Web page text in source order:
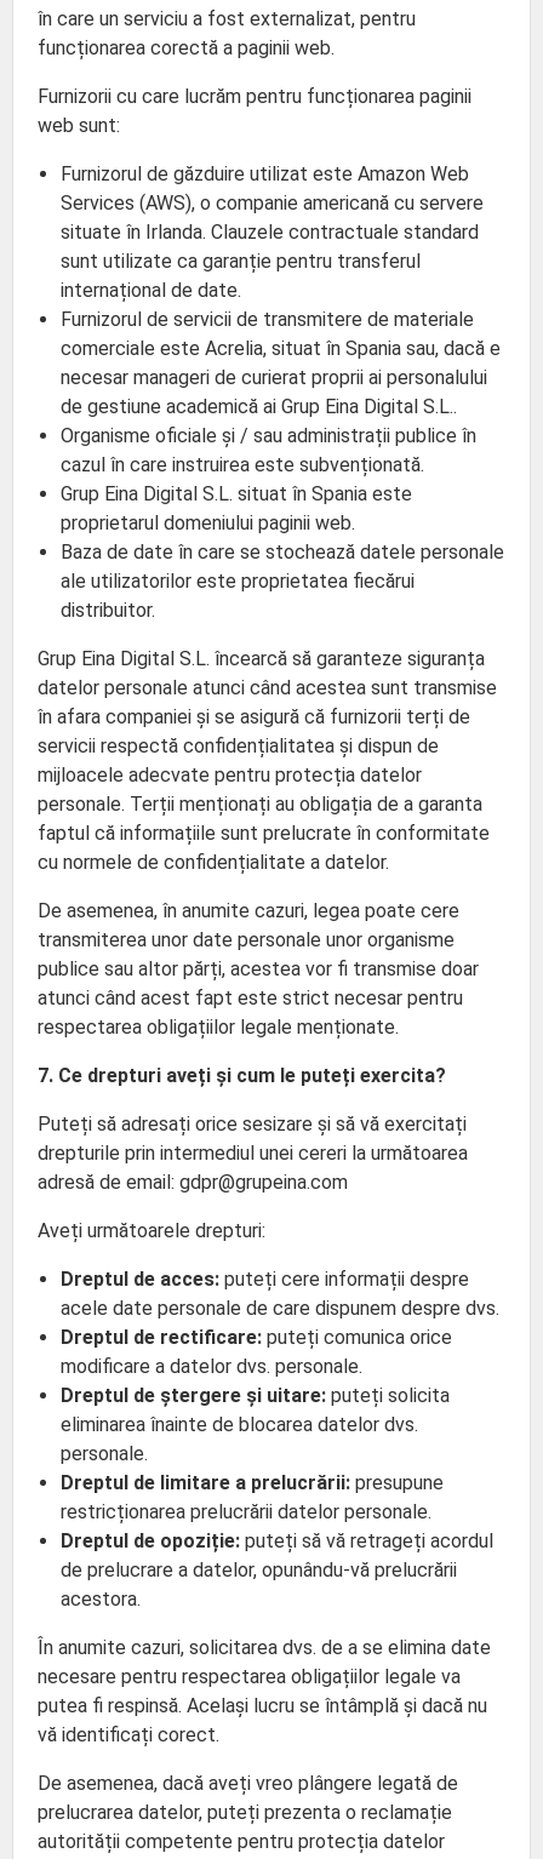
în care un serviciu a fost externalizat, pentru
funcționarea corectă a paginii web.
Furnizorii cu care lucrăm pentru funcționarea paginii
web sunt:
Furnizorul de găzduire utilizat este Amazon Web
Services (AWS), o companie americană cu servere
situate în Irlanda. Clauzele contractuale standard
sunt utilizate ca garanție pentru transferul
internațional de date.
Furnizorul de servicii de transmitere de materiale
comerciale este Acrelia, situat în Spania sau, dacă e
necesar manageri de curierat proprii ai personalului
de gestiune academică ai Grup Eina Digital S.L..
Organisme oficiale și / sau administrații publice în
cazul în care instruirea este subvenționată.
Grup Eina Digital S.L. situat în Spania este
proprietarul domeniului paginii web.
Baza de date în care se stochează datele personale
ale utilizatorilor este proprietatea fiecărui
distribuitor.
Grup Eina Digital S.L. încearcă să garanteze siguranța
datelor personale atunci când acestea sunt transmise
în afara companiei și se asigură că furnizorii terți de
servicii respectă confidențialitatea și dispun de
mijloacele adecvate pentru protecția datelor
personale. Terții menționați au obligația de a garanta
faptul că informațiile sunt prelucrate în conformitate
cu normele de confidențialitate a datelor.
De asemenea, în anumite cazuri, legea poate cere
transmiterea unor date personale unor organisme
publice sau altor părți, acestea vor fi transmise doar
atunci când acest fapt este strict necesar pentru
respectarea obligațiilor legale menționate.
7. Ce drepturi aveți și cum le puteți exercita?
Puteți să adresați orice sesizare și să vă exercitați
drepturile prin intermediul unei cereri la următoarea
adresă de email: gdpr@grupeina.com
Aveți următoarele drepturi:
Dreptul de acces: puteți cere informații despre
acele date personale de care dispunem despre dvs.
Dreptul de rectificare: puteți comunica orice
modificare a datelor dvs. personale.
Dreptul de ștergere și uitare: puteți solicita
eliminarea înainte de blocarea datelor dvs.
personale.
Dreptul de limitare a prelucrării: presupune
restricționarea prelucrării datelor personale.
Dreptul de opoziție: puteți să vă retrageți acordul
de prelucrare a datelor, opunându-vă prelucrării
acestora.
În anumite cazuri, solicitarea dvs. de a se elimina date
necesare pentru respectarea obligațiilor legale va
putea fi respinsă. Același lucru se întâmplă și dacă nu
vă identificați corect.
De asemenea, dacă aveți vreo plângere legată de
prelucrarea datelor, puteți prezenta o reclamație
autorității competente pentru protecția datelor